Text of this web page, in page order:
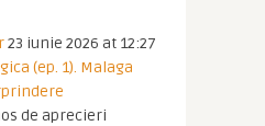
23 iunie 2026 at 12:27
(ep. 1). Malaga
de aprecieri